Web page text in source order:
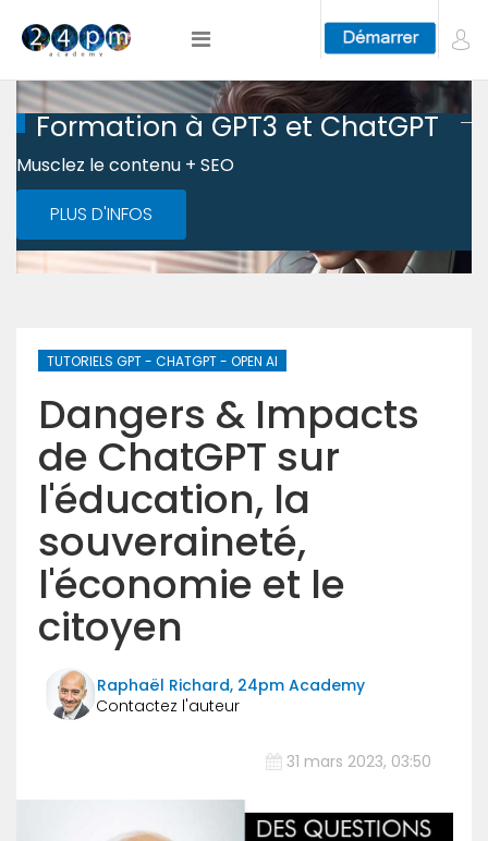
Formation à GPT3 et ChatGPT
Musclez le contenu + SEO
PLUS D'INFOS
TUTORIELS GPT - CHATGPT - OPEN AI
Dangers & Impacts
de ChatGPT sur
l'éducation, la
souveraineté,
l'économie et le
citoyen
Raphaël Richard, 24pm Academy
31 mars 2023, 03:50